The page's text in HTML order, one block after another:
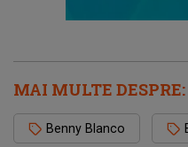
MAI MULTE DESPRE:
Benny Blanco